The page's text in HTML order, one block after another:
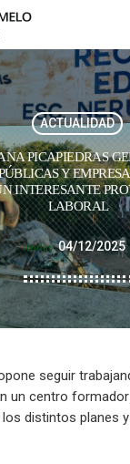
ACTUALIDAD
PICAPIEDRAS
Y
INTERESANTE
LABORAL
today 04/12/2025
seguir
un centro
distintos planes